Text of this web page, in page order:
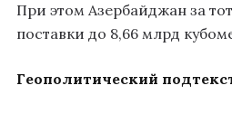
При этом Азербайджан за
поставки до 8,66 млрд
Геополитический